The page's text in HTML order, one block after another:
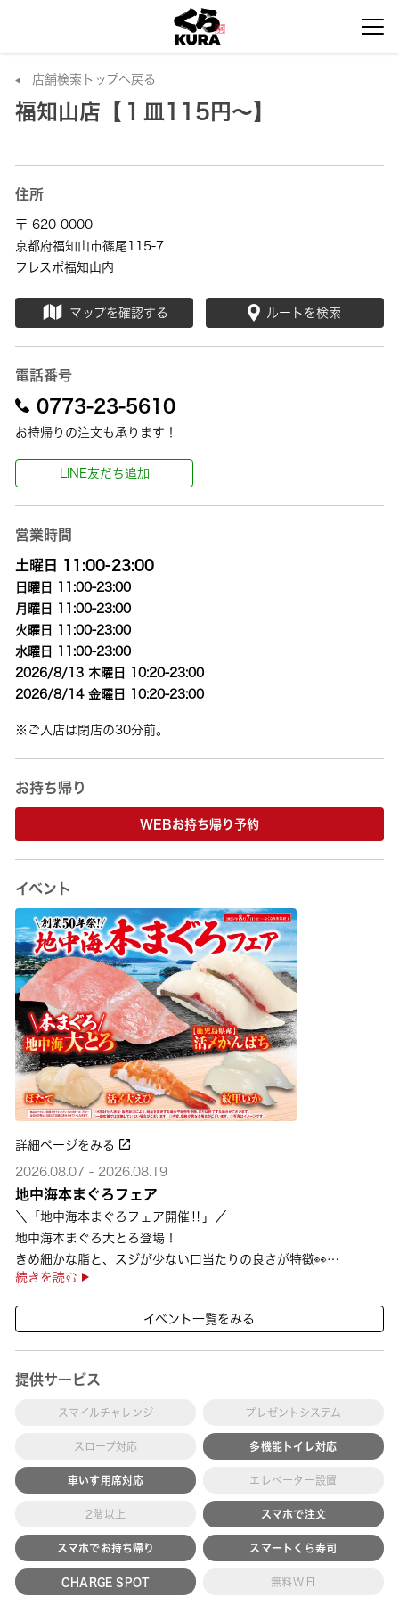
店舗検索トップへ戻る
福知山店【１皿115円～】
住所
〒 620-0000
京都府福知山市篠尾115-7
フレスポ福知山内
マップを確認する ルートを検索
電話番号
0773-23-5610
お持帰りの注文も承ります！
LINE友だち追加
営業時間
土曜日 11:00-23:00
日曜日 11:00-23:00
月曜日 11:00-23:00
火曜日 11:00-23:00
水曜日 11:00-23:00
2026/8/13 木曜日 10:20-23:00
2026/8/14 金曜日 10:20-23:00
※ご入店は閉店の30分前。
お持ち帰り
WEBお持ち帰り予約
イベント
詳細ページをみる
2026.08.07 - 2026.08.19
地中海本まぐろフェア
＼「地中海本まぐろフェア開催‼」／
地中海本まぐろ大とろ登場！
きめ細かな脂と、スジが少ない口当たりの良さが特徴👀
さらに、鹿児島で育った高級魚【鹿児島県産活〆かんぱち】など
続きを読む
イベント一覧をみる
提供サービス
スマイルチャレンジ プレゼントシステム
スロープ対応 多機能トイレ対応
車いす用席対応 エレベーター設置
2階以上 スマホで注文
スマホでお持ち帰り スマートくら寿司
CHARGE SPOT 無料WIFI